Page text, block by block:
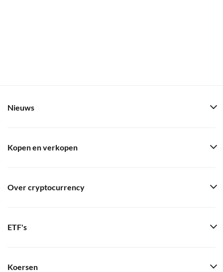
Nieuws
Kopen en verkopen
Over cryptocurrency
ETF's
Koersen